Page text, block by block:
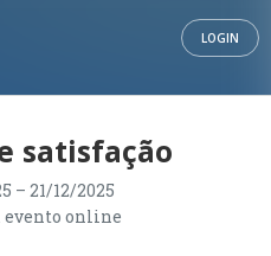
LOGIN
satisfação
– 21/12/2025
evento online